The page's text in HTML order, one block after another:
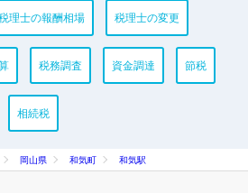
理士の報酬相場 税理士の変更
税務調査 資金調達 節税
相続税
岡山県 和気町 和気駅